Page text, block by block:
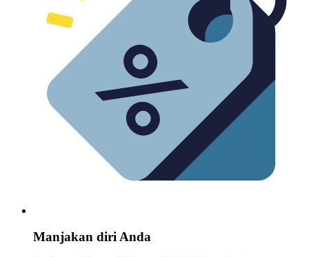
Manjakan diri Anda